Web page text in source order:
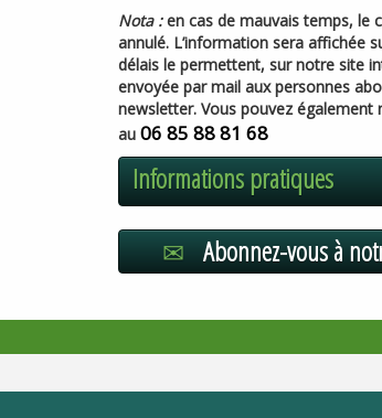
Nota :en cas de mauvais temps, le
annulé. L’information sera affichée
délais le permettent, sur notre site
envoyée par mail aux personnes
newsletter. Vous pouvez également
au 06 85 88 81 68
Informations pratiques
Abonnez-vous à